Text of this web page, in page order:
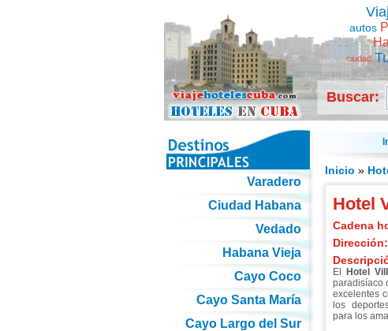
autos
ciudad
Buscar:
Inicio »
Hotel
Cadena
Dirección:
El Hotel
paradisíaco
excelentes
los
para los
Varadero
Ciudad Habana
Vedado
Habana Vieja
Cayo Coco
Cayo Santa María
Cayo Largo del Sur